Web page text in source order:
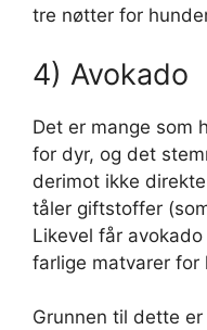
tre nøtter for
4) Avokado
Det er mange som
for dyr, og det
derimot ikke
tåler giftstoffer
Likevel får
farlige matvarer for
Grunnen til dette